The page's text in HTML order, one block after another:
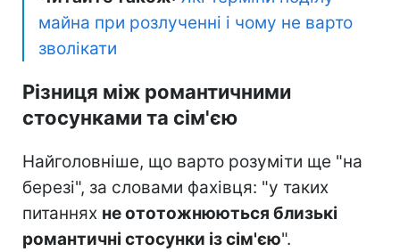
майна при розлученні і чому не варто
зволікати
Різниця між романтичними
стосунками та сім'єю
Найголовніше, що варто розуміти ще "на
березі", за словами фахівця: "у таких
питаннях не ототожнюються близькі
романтичні стосунки із сім'єю".